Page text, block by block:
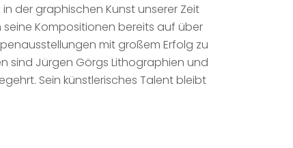
der graphischen Kunst unserer Zeit
seine Kompositionen bereits auf über
mit großem Erfolg zu
sind Jürgen Görgs Lithographien und
Sein künstlerisches Talent bleibt